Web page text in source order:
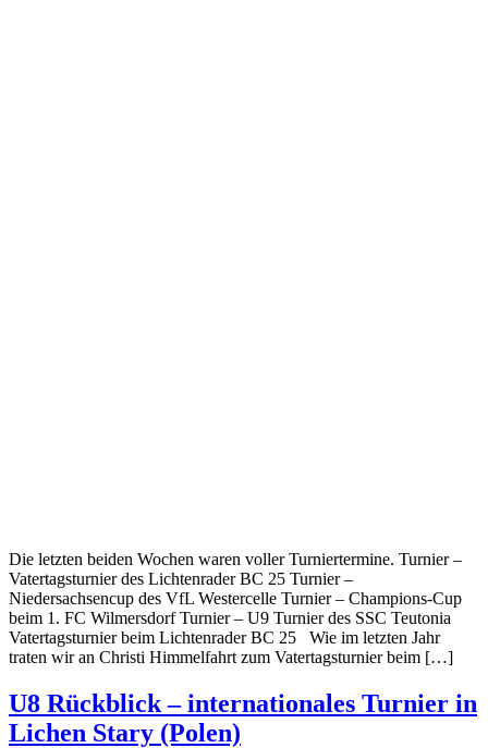
Die letzten beiden Wochen waren voller Turniertermine. Turnier –
Vatertagsturnier des Lichtenrader BC 25 Turnier –
Niedersachsencup des VfL Westercelle Turnier – Champions-Cup
beim 1. FC Wilmersdorf Turnier – U9 Turnier des SSC Teutonia
Vatertagsturnier beim Lichtenrader BC 25 Wie im letzten Jahr
traten wir an Christi Himmelfahrt zum Vatertagsturnier beim […]
U8 Rückblick – internationales Turnier in
Lichen Stary (Polen)